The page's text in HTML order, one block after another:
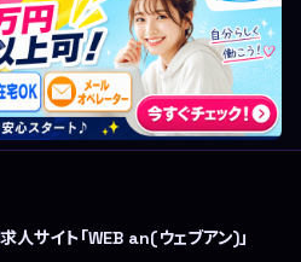
人サイト「WEB an(ウェブアン)」